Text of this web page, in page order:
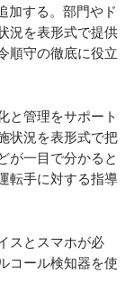
加する。部門やド
況を表形式で提供
順守の徹底に役立
と管理をサポート
状況を表形式で把
が一目で分かると
転手に対する指導
スとスマホが必
コール検知器を使